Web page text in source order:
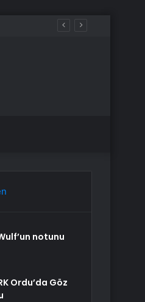
notunu
Ordu’da Göz